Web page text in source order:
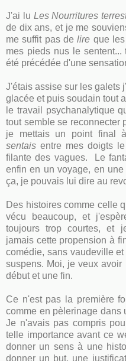
J'ai lu Les Nourritures
de dix ans, et je me
me suffit pas delire que
mes pieds nus le
été précédée d'une
J'étais assise sur les galets
glacée et puis soudain tout
le travail psychanalytique
tout semble se reconnecter
je mettais un point final
sentais entre mes doigts
filante des vagues. Le
enfin en un voyage, en
ça, je pouvais lui dire au
Des histoires comme celle
vécu beaucoup, et
toujours trop courtes, et
jamais cette propension à
comédie, sans vaudeville
suspens. Moi, je veux avoir
début et une fin.
Ce n'est pas la première
comme en pèlerinage dans
Je n'avais pas compris
telle importance avant ce
donner un sens à une
donner un but, une